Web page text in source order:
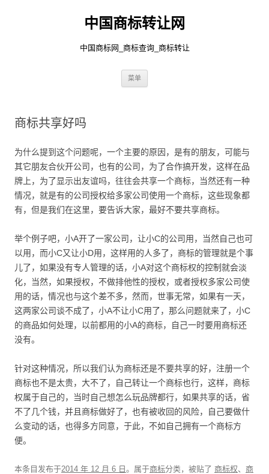
中国商标转让网
中国商标网_商标查询_商标转让
菜单
商标共享好吗
为什么提到这个问题呢，一个主要的原因，是有的朋友，可能与
其它朋友合伙开公司，也有的公司，为了合作搞开发，这样在品
牌上，为了显示出友谊吗，往往会共享一个商标，当然还有一种
情况，就是有的公司授权给多家公司使用一个商标，这些现象都
有，但是我们在这里，要告诉大家，最好不要共享商标。
举个例子吧，小A开了一家公司，让小C的公司用，当然自己也可
以用，而小C又让小D用，这样用的人多了，商标的管理就是个事
儿了，如果没有专人管理的话，小A对这个商标权的控制就会淡
化，当然，如果授权，不做排他性的授权，或者授权多家公司使
用的话，情况也与这个差不多，然而，世事无常，如果有一天，
这两家公司谈不成了，小A不让小C用了，那么问题就来了，小C
的商品如何处理，以前都用的小A的商标，自己一时要用商标还
没有。
针对这种情况，所以我们认为商标还是不要共享的好，注册一个
商标也不是太贵，大不了，自己转让一个商标也行，这样，商标
权属于自己的，当时自己想怎么玩品牌都行，如果共享的话，省
不了几个钱，并且商标做好了，也有被收回的风险，自己要做什
么变动的话，也得多方同意，于此，不如自己拥有一个商标方
便。
本条目发布于2014 年 12 月 6 日 。属于商标分类，被贴了 商标权、 商